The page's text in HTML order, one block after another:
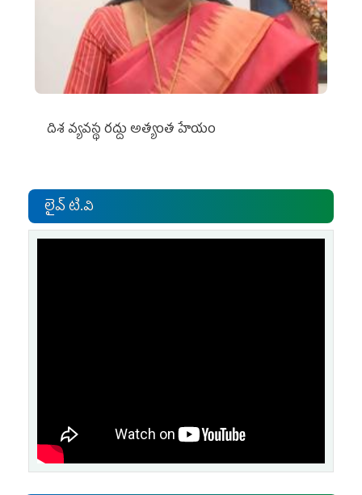
దిశ వ్యవస్థ రద్దు అత్యంత హేయం
లైవ్ టి.వి